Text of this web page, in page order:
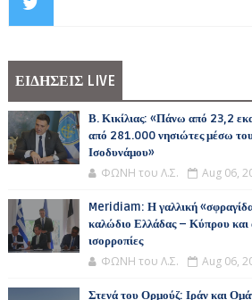
ΕΙΔΗΣΕΙΣ LIVE
Β. Κικίλιας: «Πάνω από 23,2
από 281.000 νησιώτες μέσω
Ισοδυνάμου»
ΦΩΝΗ του Λ.Σ. Aug 06,
Meridiam: Η γαλλική
καλώδιο Ελλάδας – Κύπρου και
ισορροπίες
ΦΩΝΗ του Λ.Σ. Aug 06,
Στενά του Ορμούζ: Ιράν και